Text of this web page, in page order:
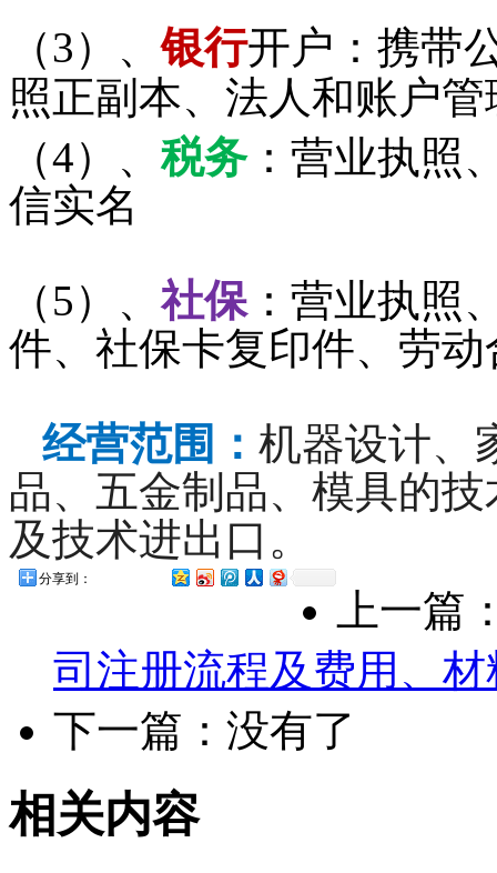
（3）、银行开户：携带
照正副本、法人和账户
（4）、税务：营业执照
信实名
（5）、社保：营业执照
件、社保卡复印件、劳动
经营范围： 机器设计、
品、五金制品、模具的
及技术进出口。
分享到：
上一篇
司注册流程及费用、
下一篇：没有了
相关内容